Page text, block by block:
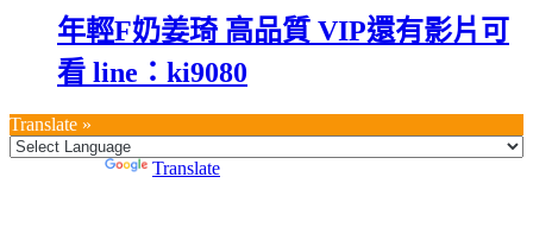
年輕F奶姜琦 高品質 VIP還有影片可
看 line：ki9080
Translate »
Translate